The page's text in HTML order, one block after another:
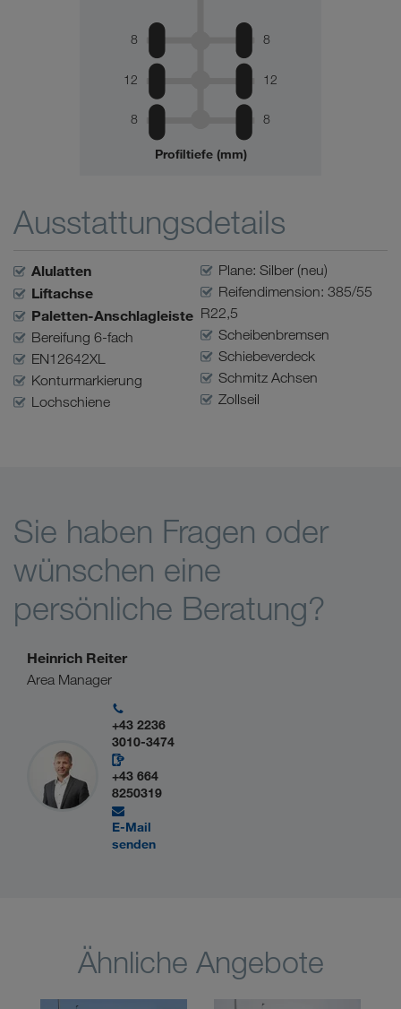
8 8
8 8
12 12
Profiltiefe (mm)
Ausstattungsdetails
Alulatten
Liftachse
Paletten-Anschlagleiste
Bereifung 6-fach
EN12642XL
Konturmarkierung
Lochschiene
Plane: Silber (neu)
Reifendimension: 385/55
R22,5
Scheibenbremsen
Schiebeverdeck
Schmitz Achsen
Zollseil
Sie haben Fragen oder
wünschen eine
persönliche Beratung?
Heinrich Reiter
Area Manager
+43 2236
3010-3474
+43 664
8250319
E-Mail
senden
Ähnliche Angebote